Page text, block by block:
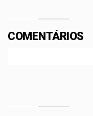
COMENTÁRIOS